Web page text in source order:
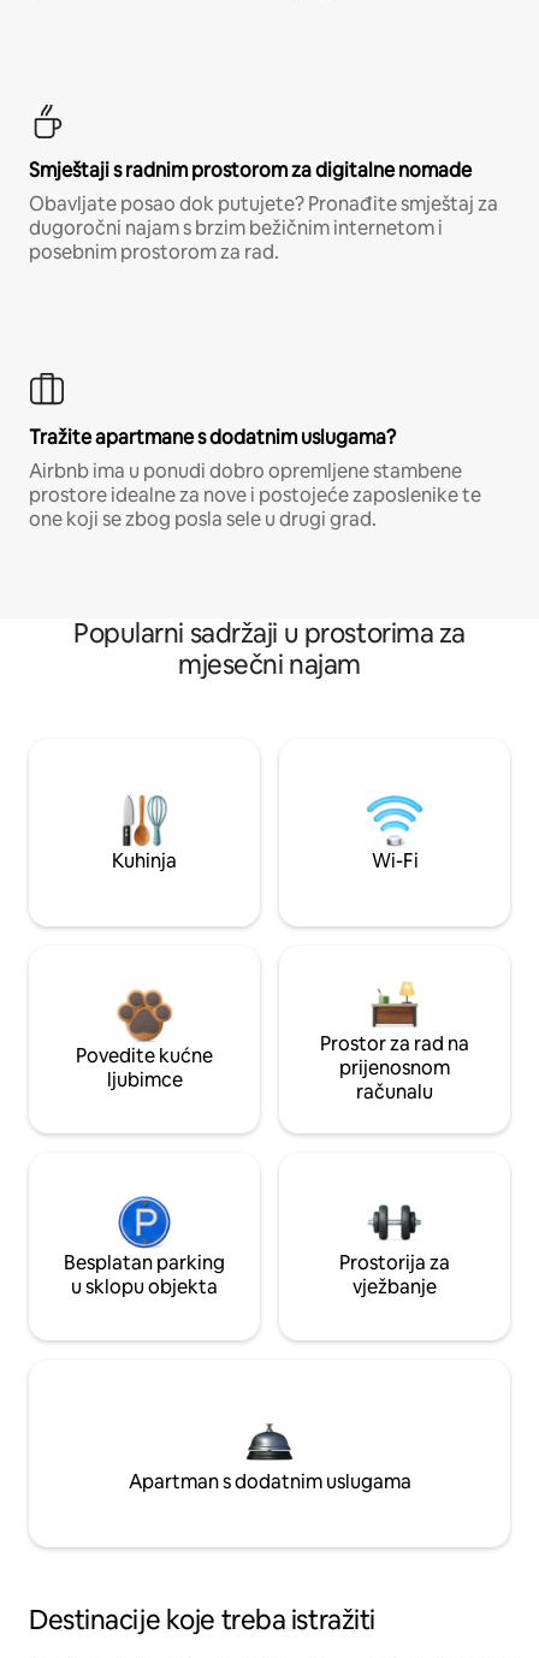
Smještaji s radnim prostorom za digitalne nomade
Obavljate posao dok putujete? Pronađite smještaj za
dugoročni najam s brzim bežičnim internetom i
posebnim prostorom za rad.
Tražite apartmane s dodatnim uslugama?
Airbnb ima u ponudi dobro opremljene stambene
prostore idealne za nove i postojeće zaposlenike te
one koji se zbog posla sele u drugi grad.
Popularni sadržaji u prostorima za
mjesečni najam
Kuhinja Wi-Fi
Povedite kućne
ljubimce
Prostor za rad na
prijenosnom
računalu
Besplatan parking
u sklopu objekta
Prostorija za
vježbanje
Apartman s dodatnim uslugama
Destinacije koje treba istražiti